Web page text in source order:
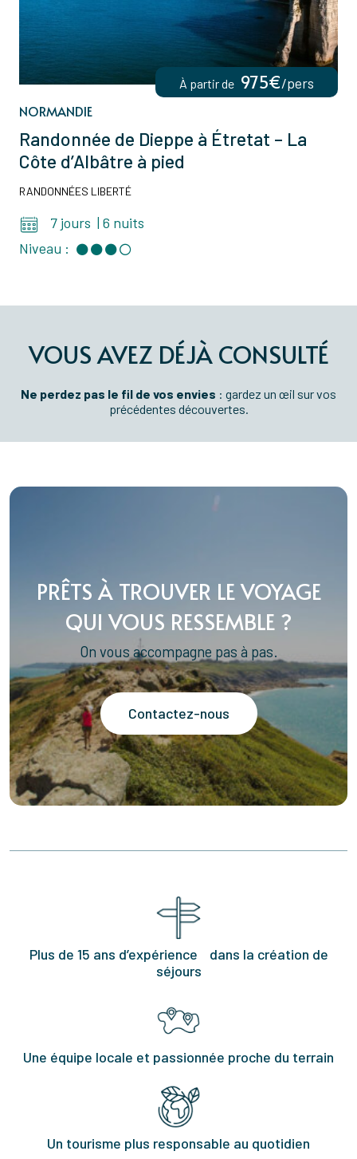
NORMANDIE
Randonnée de Dieppe à Étretat – La
Côte d’Albâtre à pied
RANDONNÉES LIBERTÉ
7 jours | 6 nuits
Niveau :
À partir de 975€/pers
VOUS AVEZ DÉJÀ CONSULTÉ
Ne perdez pas le fil de vos envies : gardez un œil sur vos
précédentes découvertes.
PRÊTS À TROUVER LE VOYAGE
QUI VOUS RESSEMBLE ?
On vous accompagne pas à pas.
Contactez-nous
Plus de 15 ans d’expérience dans la création de
séjours
Une équipe locale et passionnée proche du terrain
Un tourisme plus responsable au quotidien